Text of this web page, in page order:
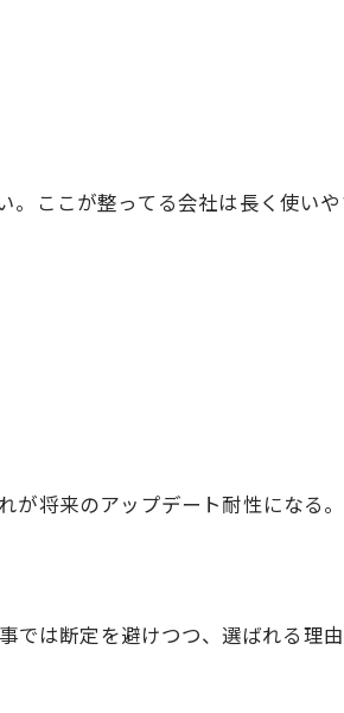
ここが整ってる会社は長く使いや
将来のアップデート耐性になる。
では断定を避けつつ、選ばれる理